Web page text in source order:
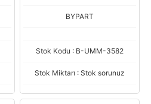
BYPART
Stok Kodu : B-UMM-3582
Stok Miktarı : Stok sorunuz